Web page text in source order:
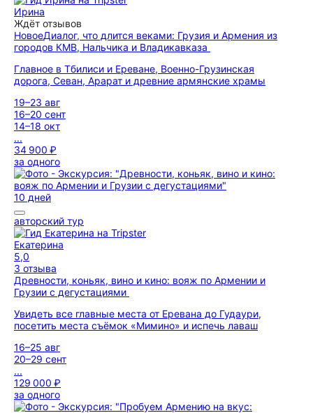
Ирина
Ждёт отзывов
НовоеДиалог, что длится веками: Грузия и Армения из
городов КМВ, Нальчика и Владикавказа
Главное в Тбилиси и Ереване, Военно-Грузинская
дорога, Севан, Арарат и древние армянские храмы
19–23 авг
16–20 сент
14–18 окт
...
34 900 ₽
за одного
10 дней
авторский тур
Екатерина
5,0
3 отзыва
Древности, коньяк, вино и кино: вояж по Армении и
Грузии с дегустациями
Увидеть все главные места от Еревана до Гудаури,
посетить места съёмок «Мимино» и испечь лаваш
16–25 авг
20–29 сент
...
129 000 ₽
за одного